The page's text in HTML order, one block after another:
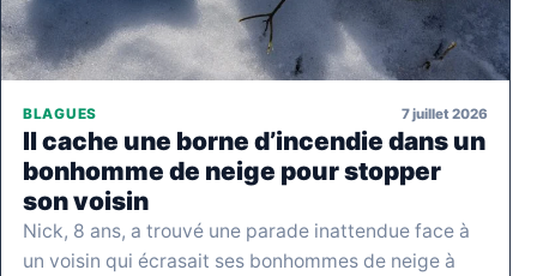
BLAGUES 7 juillet 2026
Il cache une borne d’incendie dans un
bonhomme de neige pour stopper
son voisin
Nick, 8 ans, a trouvé une parade inattendue face à
un voisin qui écrasait ses bonhommes de neige à